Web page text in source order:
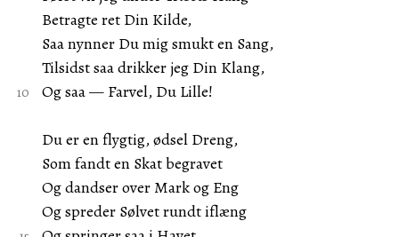
Betragte ret Din Kilde,
Saa nynner Du mig smukt en Sang,
Tilsidst saa drikker jeg Din Klang,
Og saa — Farvel, Du Lille!
Du er en flygtig, ødsel Dreng,
Som fandt en Skat begravet
Og dandser over Mark og Eng
Og spreder Sølvet rundt iflæng